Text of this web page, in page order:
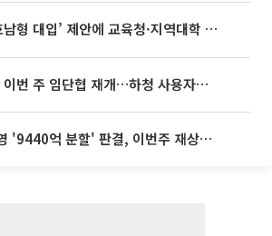
대입’ 제안에 교육청·지역대학 서·논술형 입시 연계 '착수'
현대차·기아, 이번 주 임단협 재개…하청 사용자성 재심도 ‘변수’
최태원·노소영 '9440억 분할' 판결, 이번주 재상고 여부 주목